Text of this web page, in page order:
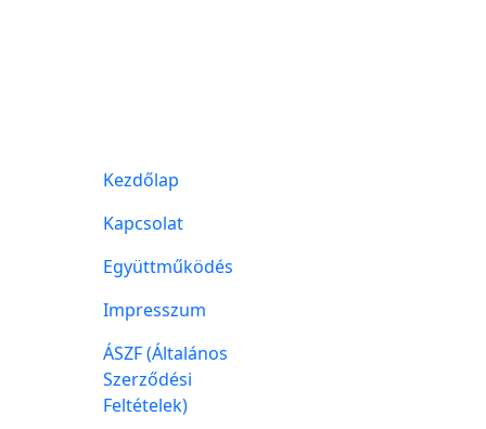
Kezdőlap
Kapcsolat
Együttműködés
Impresszum
ÁSZF (Általános
Szerződési
Feltételek)